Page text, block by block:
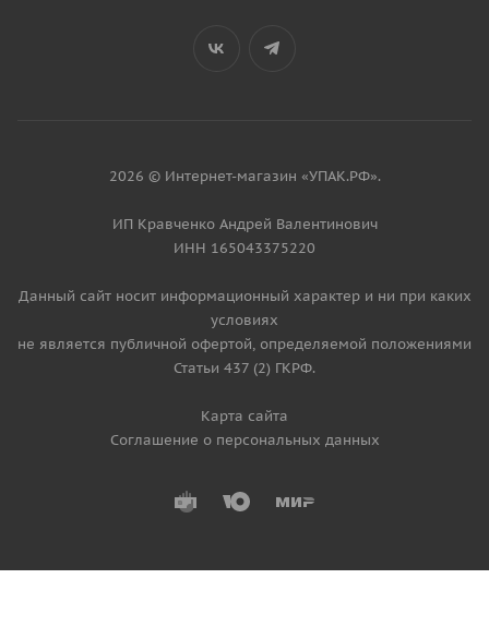
2026 © Интернет-магазин «УПАК.РФ».
ИП Кравченко Андрей Валентинович
ИНН 165043375220
Данный сайт носит информационный характер и ни при каких
условиях
не является публичной офертой, определяемой положениями
Статьи 437 (2) ГКРФ.
Карта сайта
Соглашение о персональных данных